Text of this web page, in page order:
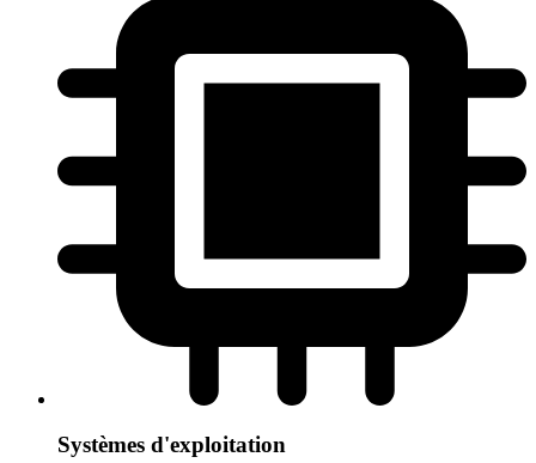
Systèmes d'exploitation